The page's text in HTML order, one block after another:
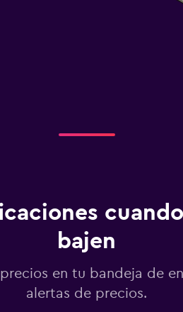
bajen
en tu bandeja de
alertas de precios.